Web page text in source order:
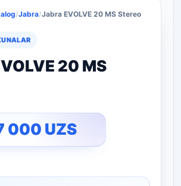
/Jabra/Jabra EVOLVE 20 MS Stereo
20 MS
000 UZS